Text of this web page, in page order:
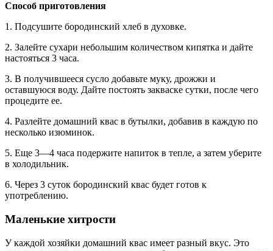
Способ приготовления
1. Подсушите бородинский хлеб в духовке.
2. Залейте сухари небольшим количеством кипятка и дайте
настояться 3 часа.
3. В получившееся сусло добавьте муку, дрожжи и
оставшуюся воду. Дайте постоять закваске сутки, после чего
процедите ее.
4. Разлейте домашний квас в бутылки, добавив в каждую по
несколько изюминок.
5. Еще 3—4 часа подержите напиток в тепле, а затем уберите
в холодильник.
6. Через 3 суток бородинский квас будет готов к
употреблению.
Маленькие хитрости
У каждой хозяйки домашний квас имеет разный вкус. Это